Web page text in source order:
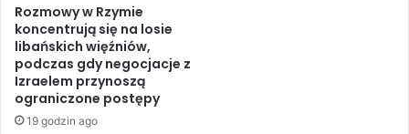
i
i
w
i
r
u
s
t
a
k
ó
w
d
r
Rozmowy w Rzymie
koncentrują się na losie
libańskich więźniów,
podczas gdy negocjacje z
Izraelem przynoszą
ograniczone postępy
19 godzin ago